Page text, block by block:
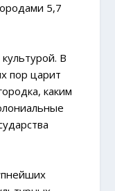
5,7
В
пор царит
каким